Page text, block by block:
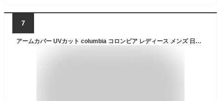
7
アームカバー UVカット columbia コロンビア レディース メンズ 日焼け止め 対策 UPF50 ひんやり 接触冷感 ロング CU1100 フリーザーゼロ アームスリーブ アウトドア 日よけ 暑さ対策 吸湿速乾 ゴルフ 登山 洗える ブランド おしゃれ テニス マラソン ランニング 運動会 通勤